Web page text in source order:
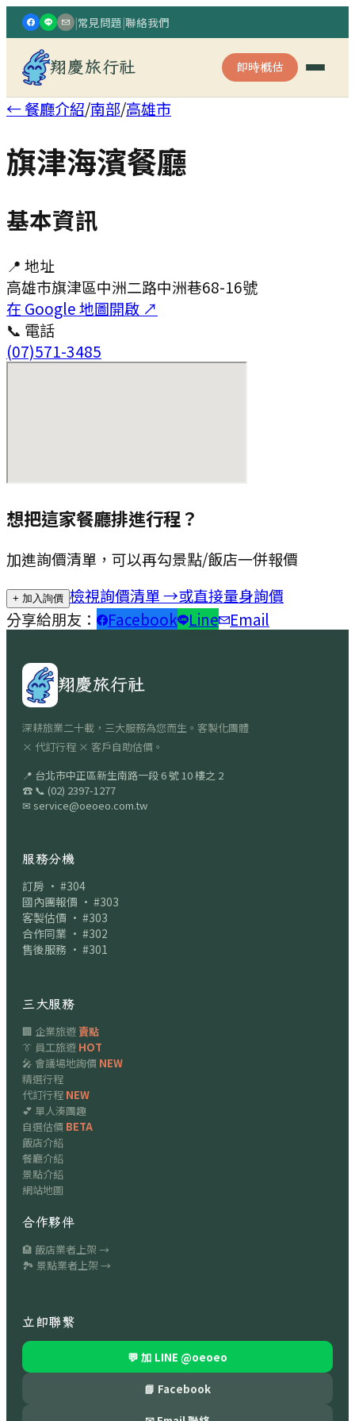
|常見問題|聯絡我們
翔慶旅行社 即時概估
← 餐廳介紹/南部/高雄市
旗津海濱餐廳
基本資訊
📍 地址
高雄市旗津區中洲二路中洲巷68-16號
在 Google 地圖開啟 ↗
📞 電話
(07)571-3485
想把這家餐廳排進行程？
加進詢價清單，可以再勾景點/飯店一併報價
+ 加入詢價 檢視詢價清單 →或直接量身詢價
分享給朋友：
Facebook Line Email
翔慶旅行社
深耕旅業二十載，三大服務為您而生。客製化團體
× 代訂行程 × 客戶自助估價。
📍 台北市中正區新生南路一段 6 號 10 樓之 2
☎ 📞 (02) 2397-1277
✉ service@oeoeo.com.tw
服務分機
訂房 · #304
國內團報價 · #303
客製估價 · #303
合作同業 · #302
售後服務 · #301
三大服務
🏢 企業旅遊賣點
👔 員工旅遊 HOT
🎤 會議場地詢價 NEW
精選行程
代訂行程 NEW
💕 單人湊團趣
自選估價 BETA
飯店介紹
餐廳介紹
景點介紹
網站地圖
合作夥伴
🏨 飯店業者上架 →
🏞 景點業者上架 →
立即聯繫
💬 加 LINE @oeoeo
📘 Facebook